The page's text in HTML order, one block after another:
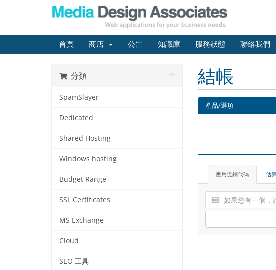
首頁 商店 公告 知識庫 服務狀態 聯絡我們
分類
SpamSlayer
Dedicated
Shared Hosting
Windows hosting
Budget Range
SSL Certificates
MS Exchange
Cloud
SEO 工具
結帳
產品/選項
應用促銷代碼 估